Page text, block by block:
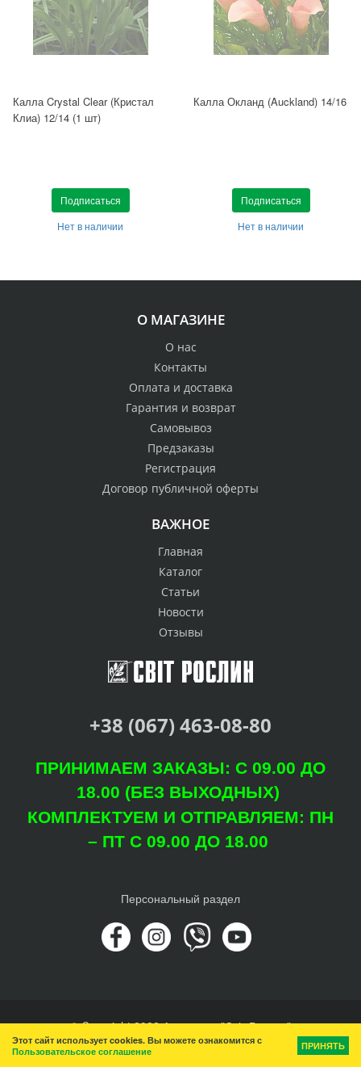
Калла Crystal Clear (Кристал
Клиа) 12/14 (1 шт)
Подписаться
Нет в наличии
Калла Окланд (Auckland) 14/16
Подписаться
Нет в наличии
О МАГАЗИНЕ
О нас
Контакты
Оплата и доставка
Гарантия и возврат
Самовывоз
Предзаказы
Регистрация
Договор публичной оферты
ВАЖНОЕ
Главная
Каталог
Статьи
Новости
Отзывы
+38 (067) 463-08-80
ПРИНИМАЕМ ЗАКАЗЫ: С 09.00 ДО
18.00 (БЕЗ ВЫХОДНЫХ)
КОМПЛЕКТУЕМ И ОТПРАВЛЯЕМ: ПН
– ПТ С 09.00 ДО 18.00
Персональный раздел
© Copyright 2022 Агроцентр "Світ Рослин"
Наверх
Этот сайт использует cookies. Вы можете ознакомится с
Пользовательское соглашение
ПРИНЯТЬ